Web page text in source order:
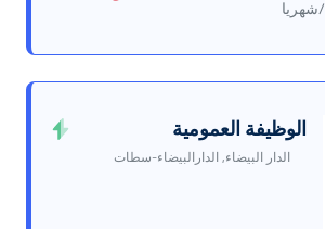
/شهريا
الوظيفة العمومية
الدار البيضاء, الدارالبيضاء-سطات